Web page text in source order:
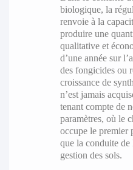
biologique, la
renvoie à la
produire une
qualitative et
d’une année sur
des fongicides ou
croissance de
n’est jamais
tenant compte de
paramètres, où le
occupe le premier
que la conduite
gestion des sols.